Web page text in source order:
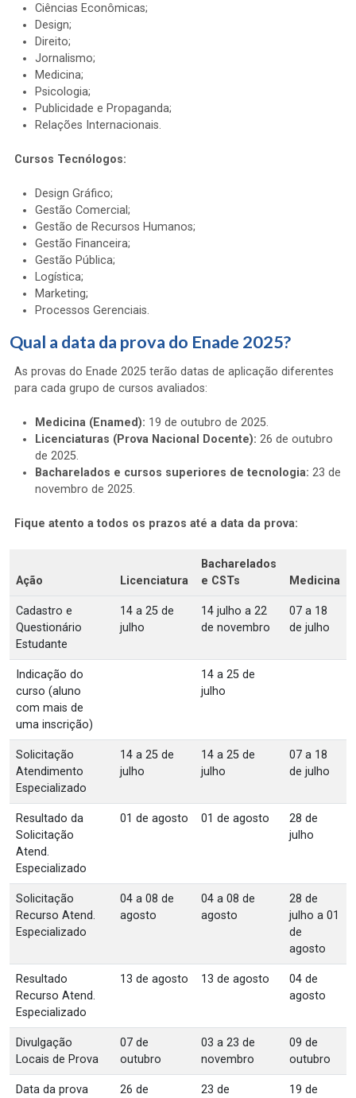
Ciências Econômicas;
Design;
Direito;
Jornalismo;
Medicina;
Psicologia;
Publicidade e Propaganda;
Relações Internacionais.
Cursos Tecnólogos:
Design Gráfico;
Gestão Comercial;
Gestão de Recursos Humanos;
Gestão Financeira;
Gestão Pública;
Logística;
Marketing;
Processos Gerenciais.
Qual a data da prova do Enade 2025?
As provas do Enade 2025 terão datas de aplicação diferentes
para cada grupo de cursos avaliados:
Medicina (Enamed): 19 de outubro de 2025.
Licenciaturas (Prova Nacional Docente): 26 de outubro
de 2025.
Bacharelados e cursos superiores de tecnologia: 23 de
novembro de 2025.
Fique atento a todos os prazos até a data da prova:
Ação Licenciatura
Bacharelados
e CSTs
Medicina
Cadastro e
Questionário
Estudante
14 a 25 de
julho
14 julho a 22
de novembro
07 a 18
de julho
Indicação do
curso (aluno
com mais de
uma inscrição)
14 a 25 de
julho
Solicitação
Atendimento
Especializado
14 a 25 de
julho
14 a 25 de
julho
07 a 18
de julho
Resultado da
Solicitação
Atend.
Especializado
01 de agosto 01 de agosto
28 de
julho
Solicitação
Recurso Atend.
Especializado
04 a 08 de
agosto
04 a 08 de
agosto
28 de
julho a 01
de
agosto
Resultado
Recurso Atend.
Especializado
13 de agosto 13 de agosto
04 de
agosto
Divulgação
Locais de Prova
07 de
outubro
03 a 23 de
novembro
09 de
outubro
Data da prova
26 de
23 de
19 de